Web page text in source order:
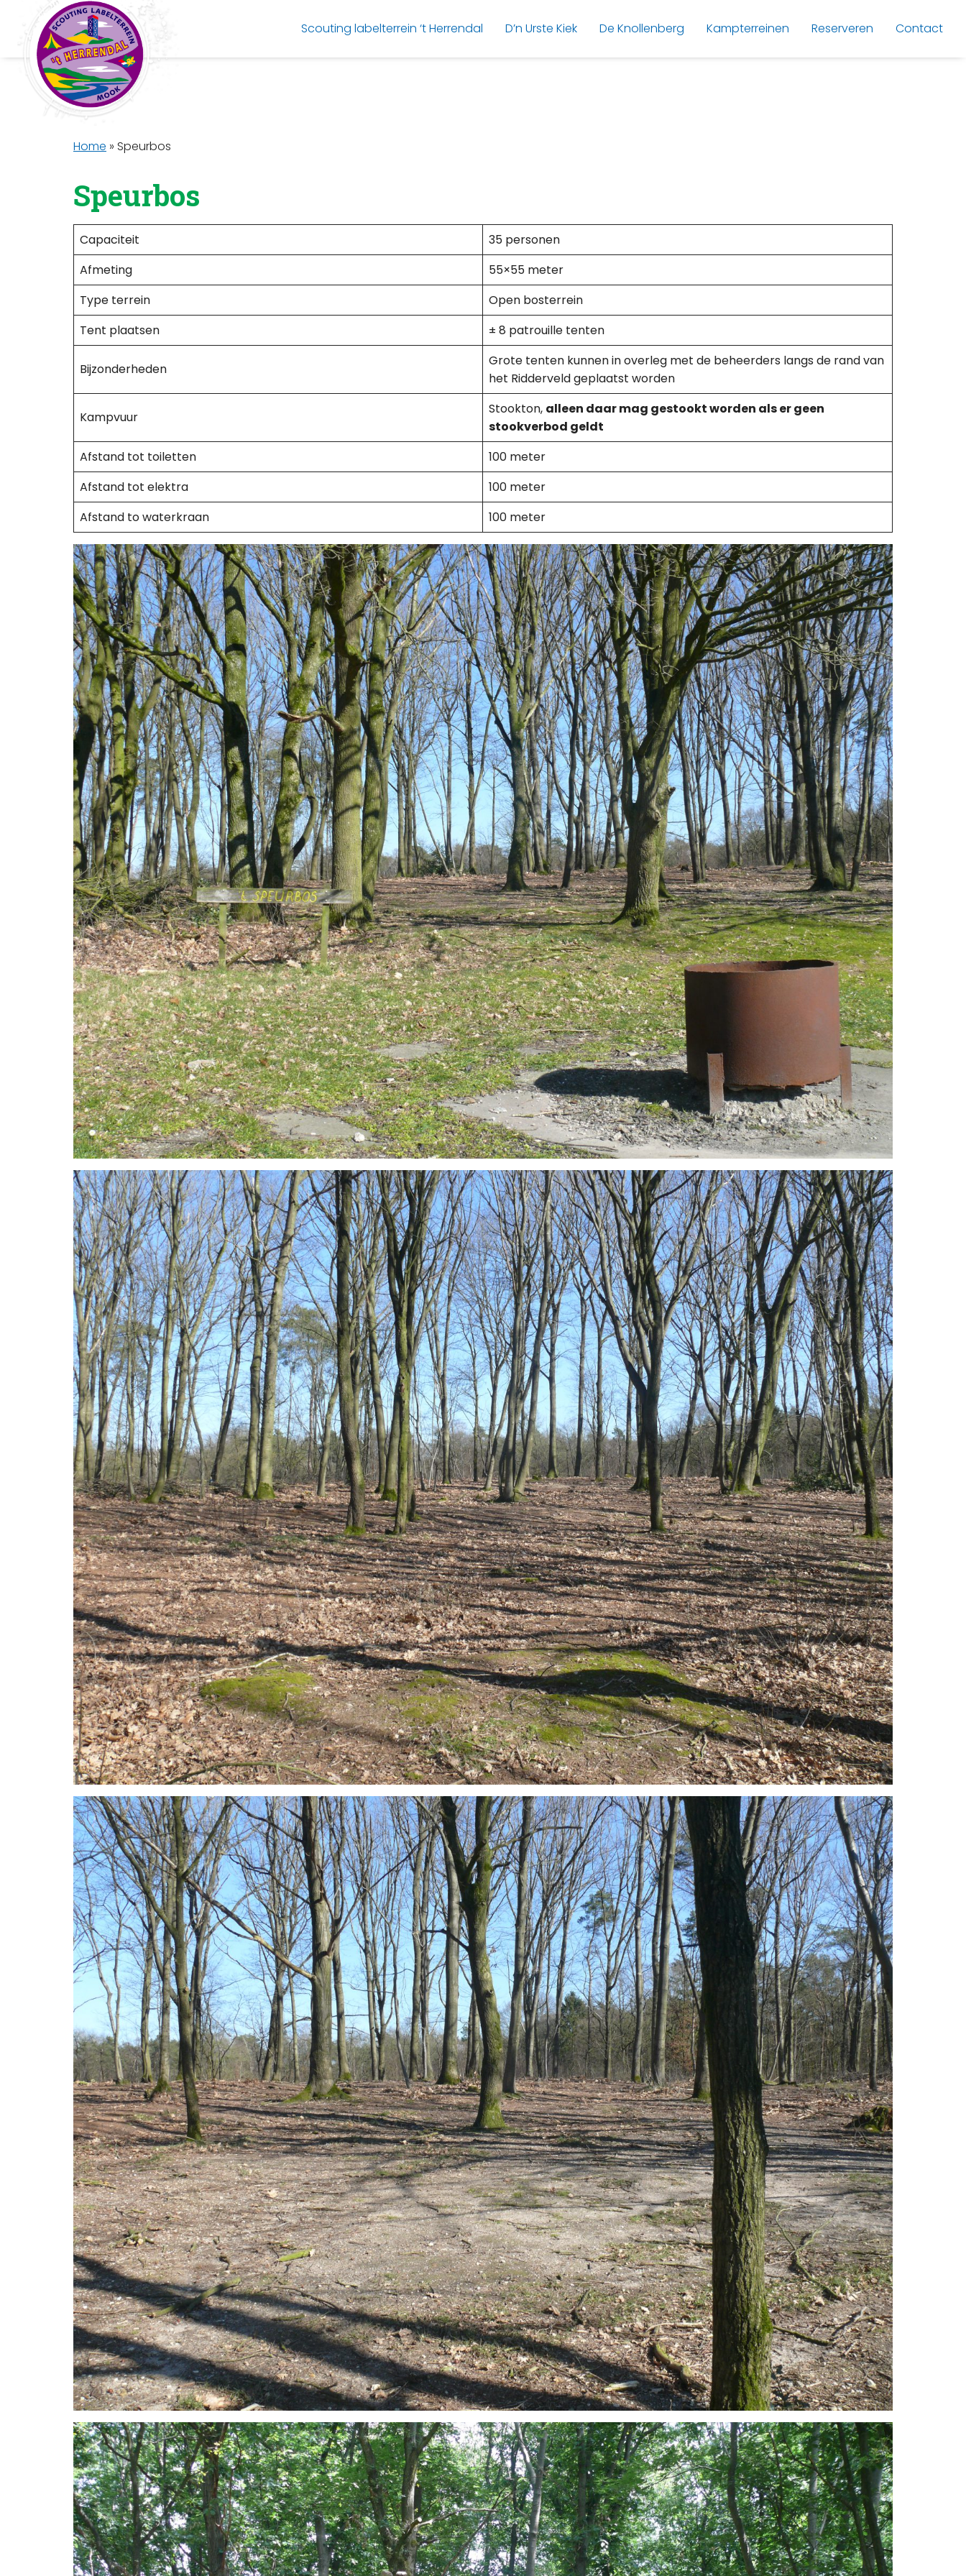
Scouting labelterrein ‘t Herrendal D’n Urste Kiek De Knollenberg Kampterreinen Reserveren Contact
Home » Speurbos
Speurbos
Capaciteit
35 personen
Afmeting
55×55 meter
Type terrein
Open bosterrein
Tent plaatsen
± 8 patrouille tenten
Bijzonderheden
Grote tenten kunnen in overleg met de beheerders langs de rand van
het Ridderveld geplaatst worden
Kampvuur
Stookton, alleen daar mag gestookt worden als er geen
stookverbod geldt
Afstand tot toiletten
100 meter
Afstand tot elektra
100 meter
Afstand to waterkraan
100 meter